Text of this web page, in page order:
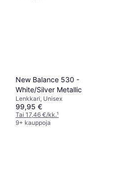
New Balance 530 -
White/Silver Metallic
Lenkkari, Unisex
99,95 €
Tai 17,46 €/kk.¹
9+ kauppoja